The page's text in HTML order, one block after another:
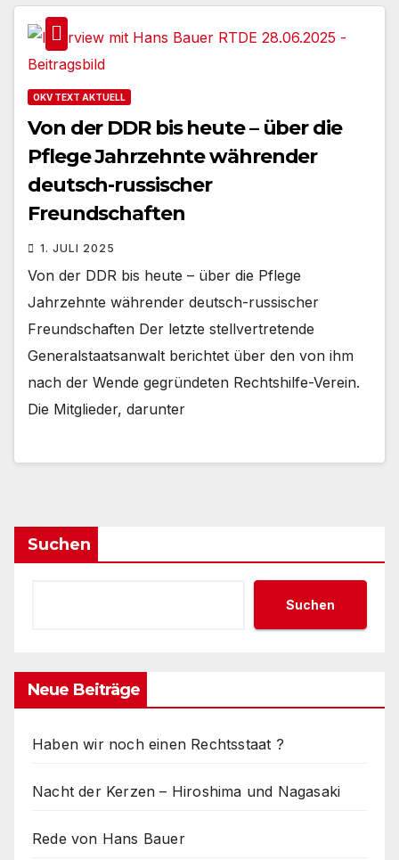
OKV TEXT AKTUELL
Von der DDR bis heute – über die
Pflege Jahrzehnte währender
deutsch-russischer
Freundschaften
1. JULI 2025
Von der DDR bis heute – über die Pflege
Jahrzehnte währender deutsch-russischer
Freundschaften Der letzte stellvertretende
Generalstaatsanwalt berichtet über den von ihm
nach der Wende gegründeten Rechtshilfe-Verein.
Die Mitglieder, darunter
Suchen
Suchen
Neue Beiträge
Haben wir noch einen Rechtsstaat ?
Nacht der Kerzen – Hiroshima und Nagasaki
Rede von Hans Bauer